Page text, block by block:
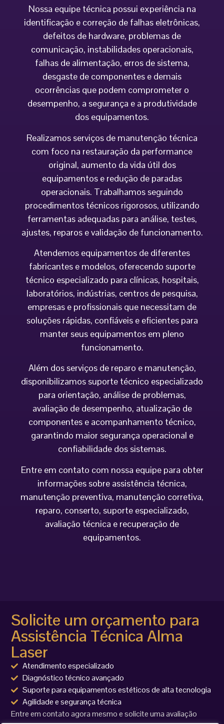
Nossa equipe técnica possui experiência na
identificação e correção de falhas eletrônicas,
defeitos de hardware, problemas de
comunicação, instabilidades operacionais,
falhas de alimentação, erros de sistema,
desgaste de componentes e demais
ocorrências que podem comprometer o
desempenho, a segurança e a produtividade
dos equipamentos.
Realizamos serviços de manutenção técnica
com foco na restauração da performance
original, aumento da vida útil dos
equipamentos e redução de paradas
operacionais. Trabalhamos seguindo
procedimentos técnicos rigorosos, utilizando
ferramentas adequadas para análise, testes,
ajustes, reparos e validação de funcionamento.
Atendemos equipamentos de diferentes
fabricantes e modelos, oferecendo suporte
técnico especializado para clínicas, hospitais,
laboratórios, indústrias, centros de pesquisa,
empresas e profissionais que necessitam de
soluções rápidas, confiáveis e eficientes para
manter seus equipamentos em pleno
funcionamento.
Além dos serviços de reparo e manutenção,
disponibilizamos suporte técnico especializado
para orientação, análise de problemas,
avaliação de desempenho, atualização de
componentes e acompanhamento técnico,
garantindo maior segurança operacional e
confiabilidade dos sistemas.
Entre em contato com nossa equipe para obter
informações sobre assistência técnica,
manutenção preventiva, manutenção corretiva,
reparo, conserto, suporte especializado,
avaliação técnica e recuperação de
equipamentos.
Solicite um orçamento para
Assistência Técnica Alma
Laser
Atendimento especializado
Diagnóstico técnico avançado
Suporte para equipamentos estéticos de alta tecnologia
Agilidade e segurança técnica
Entre em contato agora mesmo e solicite uma avaliação